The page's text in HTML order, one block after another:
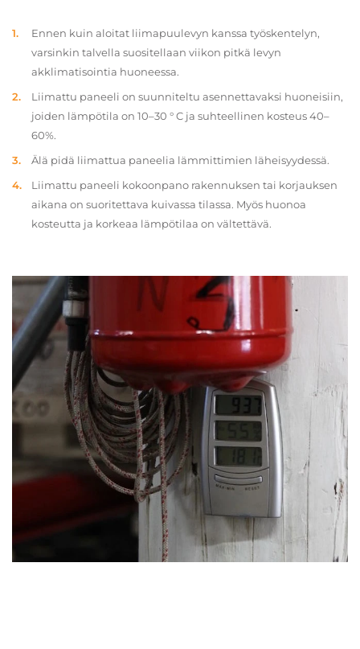
Ennen kuin aloitat liimapuulevyn kanssa työskentelyn,
varsinkin talvella suositellaan viikon pitkä levyn
akklimatisointia huoneessa.
Liimattu paneeli on suunniteltu asennettavaksi huoneisiin,
joiden lämpötila on 10–30 ° C ja suhteellinen kosteus 40–
60%.
Älä pidä liimattua paneelia lämmittimien läheisyydessä.
Liimattu paneeli kokoonpano rakennuksen tai korjauksen
aikana on suoritettava kuivassa tilassa. Myös huonoa
kosteutta ja korkeaa lämpötilaa on vältettävä.